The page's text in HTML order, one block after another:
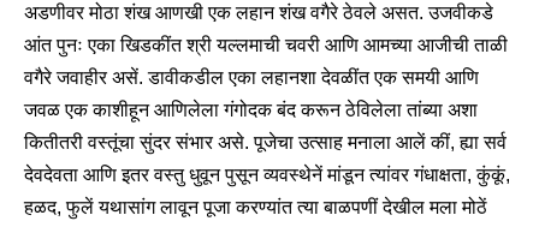
अडणीवर मोठा शंख आणखी एक लहान शंख वगैरे ठेवले असत. उजवीकडे
आंत पुनः एका खिडकींत श्री यल्लमाची चवरी आणि आमच्या आजीची ताळी
वगैरे जवाहीर असें. डावीकडील एका लहानशा देवळींत एक समयी आणि
जवळ एक काशीहून आणिलेला गंगोदक बंद करून ठेविलेला तांब्या अशा
कितीतरी वस्तूंचा सुंदर संभार असे.पूजेचा उत्साहमनाला आलें कीं, ह्या सर्व
देवदेवता आणि इतर वस्तु धुवून पुसून व्यवस्थेनें मांडून त्यांवर गंधाक्षता, कुंकूं,
हळद, फुलें यथासांग लावून पूजा करण्यांत त्या बाळपणीं देखील मला मोठें